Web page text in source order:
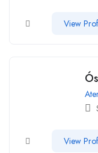
View
View